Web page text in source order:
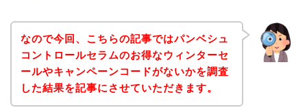
なので今回、こちらの記事ではパンベシュ
コントロールセラムのお得なウィンターセ
ールやキャンペーンコードがないかを調査
した結果を記事にさせていただきます。